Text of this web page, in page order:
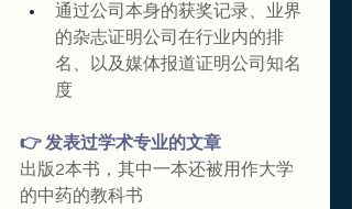
通过公司本身的获奖记录、业界
的杂志证明公司在行业内的排
名、以及媒体报道证明公司知名
度
👉 发表过学术专业的文章
出版2本书，其中一本还被用作大学
的中药的教科书